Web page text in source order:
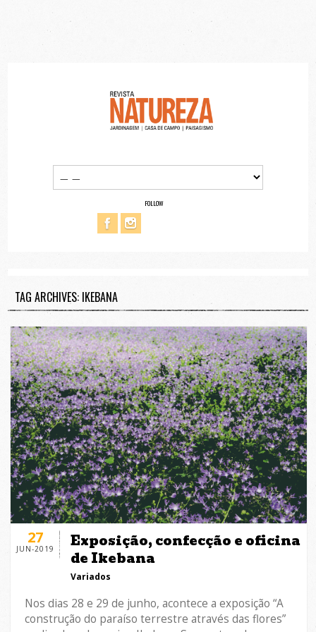
FOLLOW
TAG ARCHIVES: IKEBANA
27
JUN-2019
Exposição, confecção e oficina
de Ikebana
Variados
Nos dias 28 e 29 de junho, acontece a exposição “A
construção do paraíso terrestre através das flores”